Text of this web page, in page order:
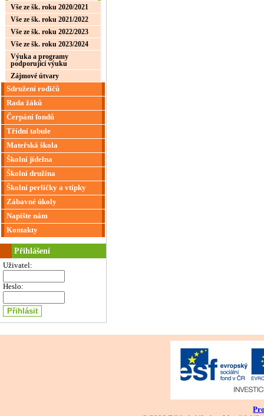
Vše ze šk. roku 2020/2021
Vše ze šk. roku 2021/2022
Vše ze šk. roku 2022/2023
Vše ze šk. roku 2023/2024
Výuka a programy
podporující výuku
Zájmové útvary
Sdružení rodičů
Rada žáků
Čerpání fondů
Třídní tabule
Mateřská škola
Školní jídelna
Školní družina
Školní perličky a vtípky
Zábavné úkoly
Napište nám
Kontakty
Přihlášení
Uživatel:
Heslo: